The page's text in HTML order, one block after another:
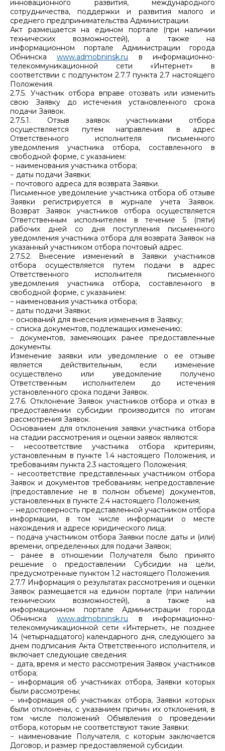
инновационного развития, международного
сотрудничества, поддержки и развития малого и
среднего предпринимательства Администрации.
Акт размещается на едином портале (при наличии
технических возможностей), а также на
информационном портале Администрации города
Обнинскаwww.admobninsk.ru в информационно-
телекоммуникационной сети «Интернет» в
соответствии с подпунктом 2.7.7 пункта 2.7 настоящего
Положения.
2.7.5. Участник отбора вправе отозвать или изменить
свою Заявку до истечения установленного срока
подачи Заявок.
2.7.5.1. Отзыв заявок участниками отбора
осуществляется путем направления в адрес
Ответственного исполнителя письменного
уведомления участника отбора, составленного в
свободной форме, с указанием:
− наименования участника отбора;
− даты подачи Заявки;
− почтового адреса для возврата Заявки.
Письменное уведомление участника отбора об отзыве
Заявки регистрируется в журнале учета Заявок.
Возврат Заявок участников отбора осуществляется
Ответственным исполнителем в течение 5 (пяти)
рабочих дней со дня поступления письменного
уведомления участника отбора для возврата Заявок на
указанный участником отбора почтовый адрес.
2.7.5.2. Внесение изменений в Заявки участников
отбора осуществляется путем подачи в адрес
Ответственного исполнителя письменного
уведомления участника отбора, составленного в
свободной форме, с указанием:
− наименования участника отбора;
− даты подачи Заявки;
− оснований для внесения изменения в Заявку;
− списка документов, подлежащих изменению;
− документов, заменяющих ранее предоставленные
документы.
Изменение заявки или уведомление о ее отзыве
является действительным, если изменение
осуществлено или уведомление получено
Ответственным исполнителем до истечения
установленного срока подачи Заявок.
2.7.6. Отклонение Заявок участников отбора и отказ в
предоставлении субсидии производится по итогам
рассмотрения Заявок.
Основанием для отклонения заявки участника отбора
на стадии рассмотрения и оценки заявок являются:
− несоответствие участника отбора критериям,
установленным в пункте 1.4 настоящего Положения, и
требованиям пункта 2.3 настоящего Положения;
− несоответствие представленных участником отбора
Заявок и документов требованиям; непредоставление
(предоставление не в полном объеме) документов,
установленных в пункте 2.4 настоящего Положения;
− недостоверность представленной участником отбора
информации, в том числе информации о месте
нахождения и адресе юридического лица;
− подача участником отбора Заявки после даты и (или)
времени, определенных для подачи Заявок;
− ранее в отношении Получателя было принято
решение о предоставлении Субсидии на цели,
предусмотренные пунктом 1.2 настоящего Положения.
2.7.7 Информация о результатах рассмотрения и оценки
Заявок размещается на едином портале (при наличии
технических возможностей), а также на
информационном портале Администрации города
Обнинскаwww.admobninsk.ru в информационно-
телекоммуникационной сети «Интернет», не позднее
14 (четырнадцатого) календарного дня, следующего за
днем подписания Акта Ответственного исполнителя, и
включает следующие сведения:
− дата, время и место рассмотрения Заявок участников
отбора;
− информация об участниках отбора, Заявки которых
были рассмотрены;
− информация об участниках отбора, Заявки которых
были отклонены, с указанием причин их отклонения, в
том числе положений Объявления о проведении
отбора, которым не соответствуют такие Заявки;
− наименование Получателя, с которым заключается
Договор, и размер предоставляемой субсидии.